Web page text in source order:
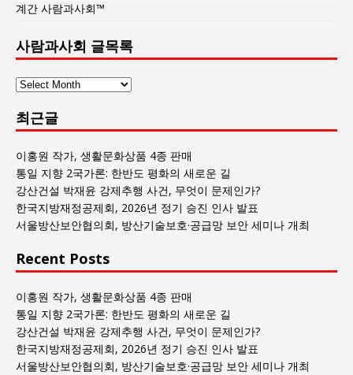
계간 사람과사회™
사람과사회 글목록
사
과
사
회
글
목
록
최근글
이홍원 작가, 생활문화상품 4종 판매
통일 지향 2국가론: 한반도 평화의 새로운 길
강산건설 박재윤 강제추행 사건, 무엇이 문제인가?
한국지방재정공제회, 2026년 정기 승진 인사 발표
서울방산보안협의회, 방산기술보호·공급망 보안 세미나 개최
Recent Posts
이홍원 작가, 생활문화상품 4종 판매
통일 지향 2국가론: 한반도 평화의 새로운 길
강산건설 박재윤 강제추행 사건, 무엇이 문제인가?
한국지방재정공제회, 2026년 정기 승진 인사 발표
서울방산보안협의회, 방산기술보호·공급망 보안 세미나 개최